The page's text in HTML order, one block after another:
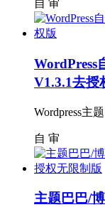
自 审
WordPress
V1.3.1去授
Wordpress主题
自 审
主题巴巴/